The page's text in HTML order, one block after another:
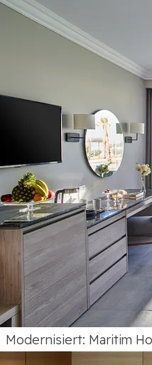
Modernisiert: Maritim